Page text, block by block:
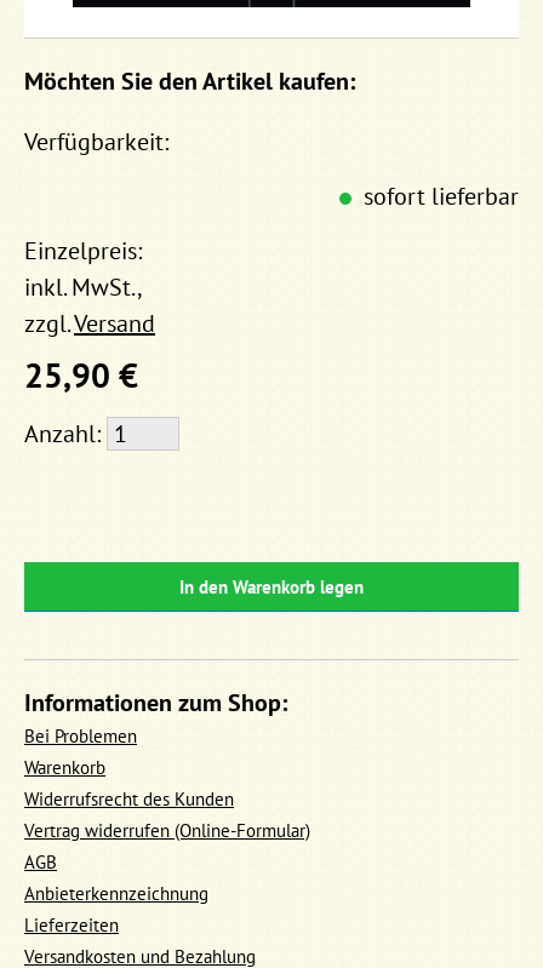
Möchten Sie den Artikel kaufen:
Verfügbarkeit:
sofort lieferbar
Einzelpreis:
inkl. MwSt.,
zzgl.Versand
25,90 €
Anzahl:
In den Warenkorb legen
Informationen zum Shop:
Bei Problemen
Warenkorb
Widerrufsrecht des Kunden
Vertrag widerrufen (Online-Formular)
AGB
Anbieterkennzeichnung
Lieferzeiten
Versandkosten und Bezahlung